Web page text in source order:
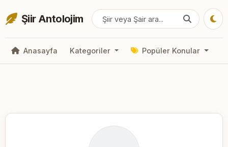
Şiir Antolojim
Anasayfa Kategoriler Popüler Konular